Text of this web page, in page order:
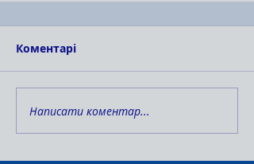
Коментарі
Написати коментар...